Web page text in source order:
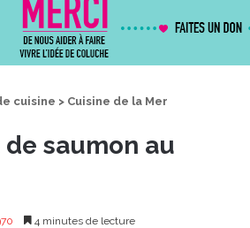
cuisine > Cuisine de la Mer
saumon au
4 minutes de lecture